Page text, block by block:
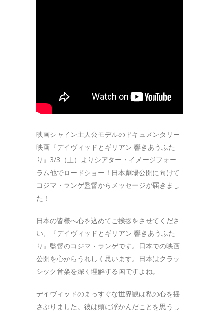
映画シャイン主人公モデルのドキュメンタリー
映画『デイヴィッドとギリアン 響きあうふた
り』3/3（土）よりシアター・イメージフォー
ラム他でロードショー！日本劇場公開に向けて
コジマ・ランゲ監督からメッセージが届きまし
た！
日本の皆様へ心を込めてご挨拶をさせてくださ
い。『デイヴィッドとギリアン 響きあうふた
り』監督のコジマ・ランゲです。日本での映画
公開を心からうれしく思います。日本はクラッ
シック音楽を深く理解する国ですよね。
デイヴィッドのまっすぐな世界観は私の心を揺
さぶりました。彼は頭に浮かんだことを思うし